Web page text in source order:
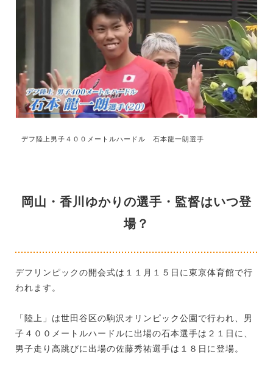
デフ陸上男子４００メートルハードル 石本龍一朗選手
岡山・香川ゆかりの選手・監督はいつ登
場？
デフリンピックの開会式は１１月１５日に東京体育館で行
われます。
「陸上」は世田谷区の駒沢オリンピック公園で行われ、男
子４００メートルハードルに出場の石本選手は２１日に、
男子走り高跳びに出場の佐藤秀祐選手は１８日に登場。